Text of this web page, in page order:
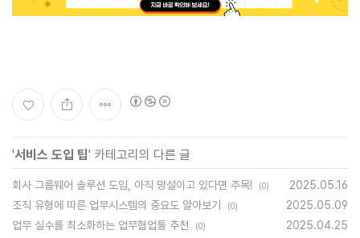
'서비스 도입 팁' 카테고리의 다른 글
회사 그룹웨어 솔루션 도입, 아직 망설이고 있다면 주목! (0)
2025.05.16
조직 유형에 따른 업무시스템의 중요도 알아보기
(0)
2025.05.09
업무 실수를 최소화하는 업무협업툴 추천
(0)
2025.04.25